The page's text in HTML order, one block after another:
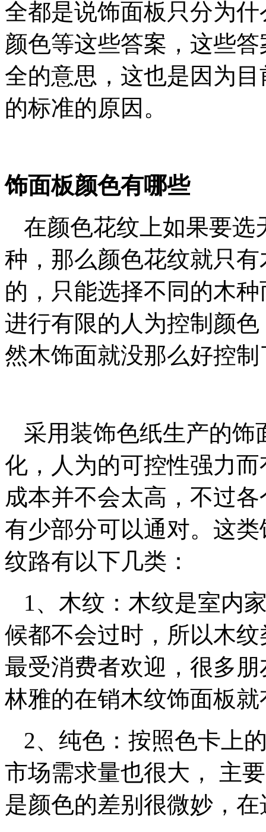
全都是说饰面板只分为
颜色等这些答案，这些
全的意思，这也是因为
的标准的原因。
饰面板颜色有哪些
在颜色花纹上如果要选
种，那么颜色花纹就只
的，只能选择不同的木
进行有限的人为控制颜
然木饰面就没那么好控制
采用装饰色纸生产的饰
化，人为的可控性强力
成本并不会太高，不过
有少部分可以通对。这
纹路有以下几类：
1、木纹：木纹是室内
候都不会过时，所以木
最受消费者欢迎，很多
林雅的在销木纹饰面板
2、纯色：按照色卡上
市场需求量也很大， 主
是颜色的差别很微妙，